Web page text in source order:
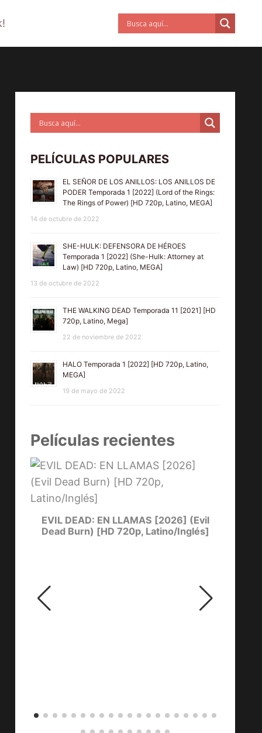
PELÍCULAS POPULARES
EL SEÑOR DE LOS ANILLOS: LOS ANILLOS DE
PODER Temporada 1 [2022] (Lord of the Rings:
The Rings of Power) [HD 720p, Latino, MEGA]
14 de octubre de 2022
SHE-HULK: DEFENSORA DE HÉROES
Temporada 1 [2022] (She-Hulk: Attorney at
Law) [HD 720p, Latino, MEGA]
13 de octubre de 2022
THE WALKING DEAD Temporada 11 [2021] [HD
720p, Latino, Mega]
22 de noviembre de 2022
HALO Temporada 1 [2022] [HD 720p, Latino,
MEGA]
19 de mayo de 2022
Películas recientes
EVIL DEAD: EN LLAMAS [2026] (Evil
Dead Burn) [HD 720p, Latino/Inglés]